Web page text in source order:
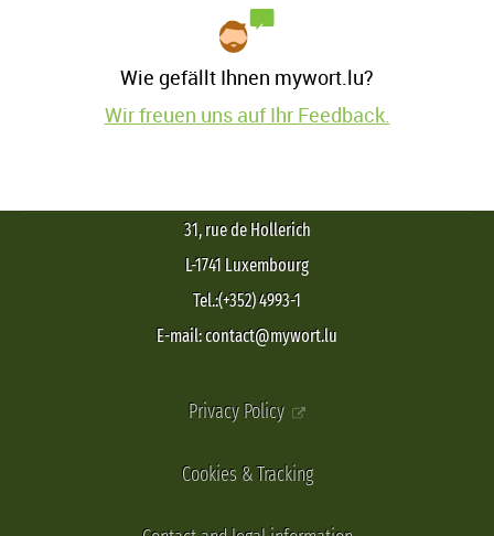
Wie gefällt Ihnen mywort.lu?
Wir freuen uns auf Ihr Feedback.
31, rue de Hollerich
L-1741 Luxembourg
Tel.:(+352) 4993-1
E-mail: contact@mywort.lu
Privacy Policy
Cookies & Tracking